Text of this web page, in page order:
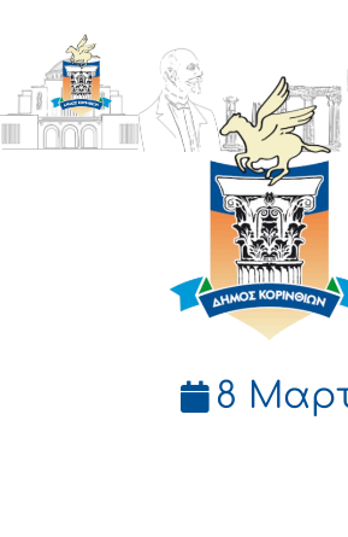
ΔΗΜΟΣ
ΚΟΡΙΝΘΙΩΝ
8